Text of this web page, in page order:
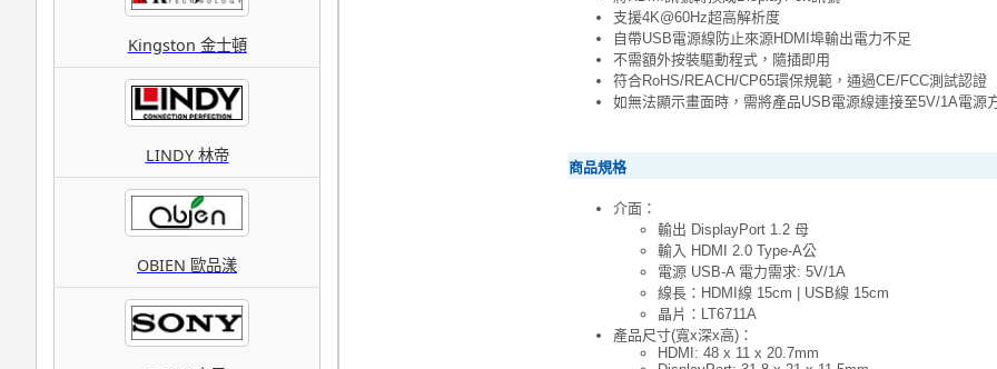
Kingston 金士頓
LINDY 林帝
OBIEN 歐品漾
支援4K@60Hz超高解析度
自帶USB電源線防止來源HDMI埠輸出電力不足
不需額外按裝驅動程式，隨插即用
符合RoHS/REACH/CP65環保規範，通過CE/FCC測試認證
如無法顯示畫面時，需將產品USB電源線連接至5V/1A電源
商品規格
介面：
輸出 DisplayPort 1.2 母
輸入 HDMI 2.0 Type-A公
電源 USB-A 電力需求: 5V/1A
線長：HDMI線 15cm | USB線 15cm
晶片：LT6711A
產品尺寸(寬x深x高)：
HDMI: 48 x 11 x 20.7mm